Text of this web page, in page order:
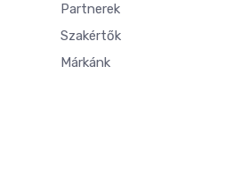
Partnerek
Szakértők
Márkánk